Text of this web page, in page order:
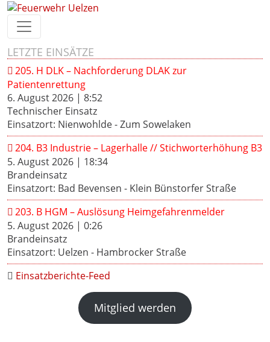
LETZTE EINSÄTZE
205. H DLK – Nachforderung DLAK zur
Patientenrettung
6. August 2026 | 8:52
Technischer Einsatz
Einsatzort: Nienwohlde - Zum Sowelaken
204. B3 Industrie – Lagerhalle // Stichworterhöhung B3
5. August 2026 | 18:34
Brandeinsatz
Einsatzort: Bad Bevensen - Klein Bünstorfer Straße
203. B HGM – Auslösung Heimgefahrenmelder
5. August 2026 | 0:26
Brandeinsatz
Einsatzort: Uelzen - Hambrocker Straße
Einsatzberichte-Feed
Mitglied werden